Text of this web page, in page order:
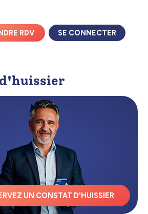
RDV SE CONNECTER
UN CONSTAT D'HUISSIER